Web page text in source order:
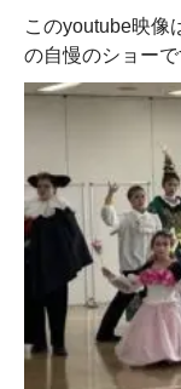
このyoutube映像
の自慢のショーで